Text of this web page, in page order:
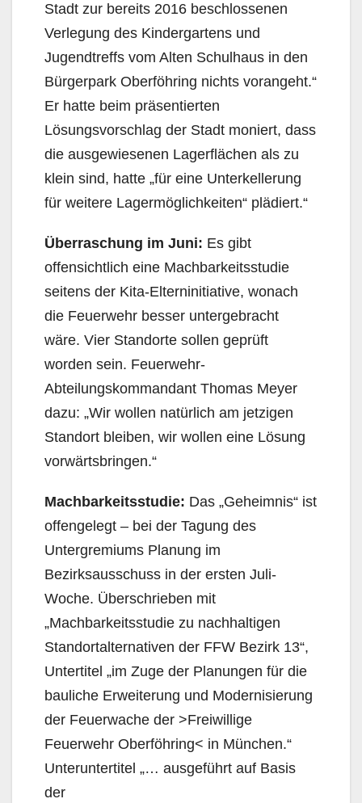
Stadt zur bereits 2016 beschlossenen
Verlegung des Kindergartens und
Jugendtreffs vom Alten Schulhaus in den
Bürgerpark Oberföhring nichts vorangeht.“
Er hatte beim präsentierten
Lösungsvorschlag der Stadt moniert, dass
die ausgewiesenen Lagerflächen als zu
klein sind, hatte „für eine Unterkellerung
für weitere Lagermöglichkeiten“ plädiert.“
Überraschung im Juni: Es gibt
offensichtlich eine Machbarkeitsstudie
seitens der Kita-Elterninitiative, wonach
die Feuerwehr besser untergebracht
wäre. Vier Standorte sollen geprüft
worden sein. Feuerwehr-
Abteilungskommandant Thomas Meyer
dazu: „Wir wollen natürlich am jetzigen
Standort bleiben, wir wollen eine Lösung
vorwärtsbringen.“
Machbarkeitsstudie: Das „Geheimnis“ ist
offengelegt – bei der Tagung des
Untergremiums Planung im
Bezirksausschuss in der ersten Juli-
Woche. Überschrieben mit
„Machbarkeitsstudie zu nachhaltigen
Standortalternativen der FFW Bezirk 13“,
Untertitel „im Zuge der Planungen für die
bauliche Erweiterung und Modernisierung
der Feuerwache der >Freiwillige
Feuerwehr Oberföhring< in München.“
Unteruntertitel „… ausgeführt auf Basis
der